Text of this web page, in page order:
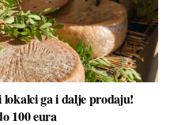
ga i dalje prodaju!
100 eura